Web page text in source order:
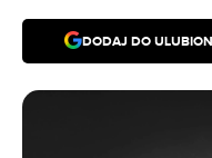
DODAJ DO